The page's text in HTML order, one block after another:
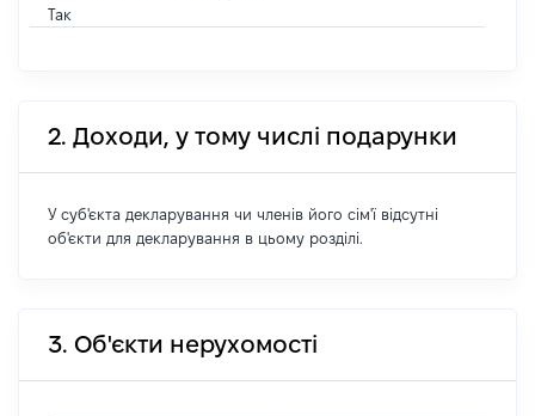
Так
2. Доходи, у тому числі подарунки
У суб'єкта декларування чи членів його сім'ї відсутні
об'єкти для декларування в цьому розділі.
3. Об'єкти нерухомості